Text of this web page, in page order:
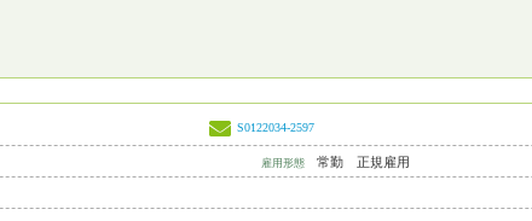
S0122034-2597
雇用形態 常勤 正規雇用